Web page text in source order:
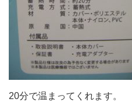
20分で温まってくれます。